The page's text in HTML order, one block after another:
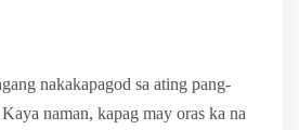
nakakapagod sa ating pang-
naman, kapag may oras ka na